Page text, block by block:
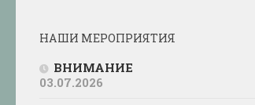
НАШИ МЕРОПРИЯТИЯ
ВНИМАНИЕ
03.07.2026